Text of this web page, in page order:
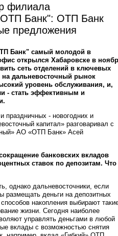
филиала
Банк": ОТП Банк
предложения
Банк" самый молодой в
открылся Хабаровске в
сеть отделений в ключевых
на дальневосточный рынок
уровень обслуживания, и,
- стать эффективным и
праздничных - новогодних и
капитал» разговаривал с
АО «ОТП Банк» Асей
банковских вкладов
ставок по депозитам. Что
однако дальневосточники, если
размещать деньги на депозитных
накопления выбирают
жизни. Сегодня наиболее
управлять деньгами в любой
вклады с возможностью снятия